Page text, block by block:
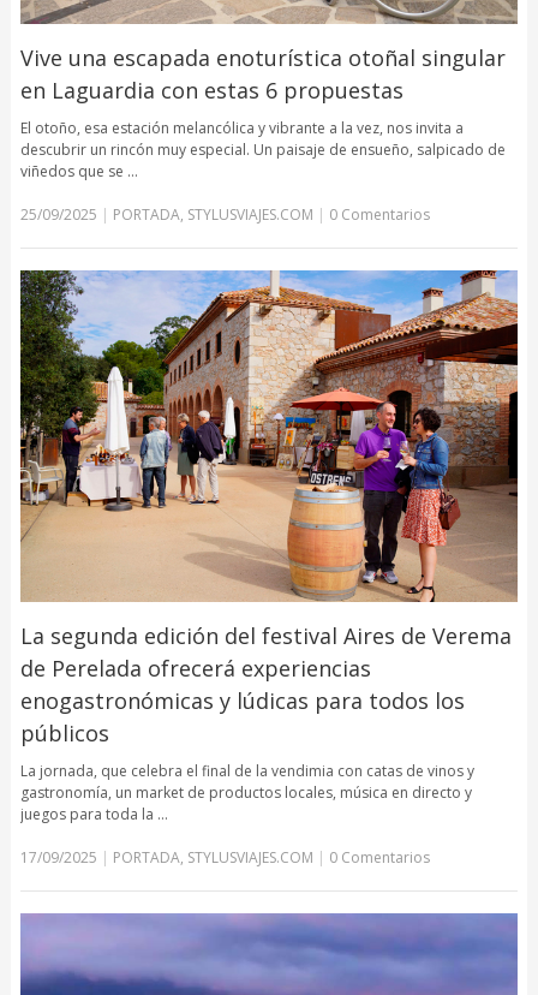
Vive una escapada enoturística otoñal singular
en Laguardia con estas 6 propuestas
El otoño, esa estación melancólica y vibrante a la vez, nos invita a
descubrir un rincón muy especial. Un paisaje de ensueño, salpicado de
viñedos que se …
25/09/2025 | PORTADA, STYLUSVIAJES.COM | 0 Comentarios
La segunda edición del festival Aires de Verema
de Perelada ofrecerá experiencias
enogastronómicas y lúdicas para todos los
públicos
La jornada, que celebra el final de la vendimia con catas de vinos y
gastronomía, un market de productos locales, música en directo y
juegos para toda la …
17/09/2025 PORTADA, STYLUSVIAJES.COM 0 Comentarios